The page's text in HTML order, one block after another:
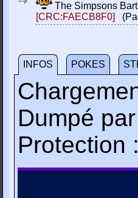
The Simpsons
[CRC:FAECB8F0]
INFOS POKES
Dumpé
Protection :